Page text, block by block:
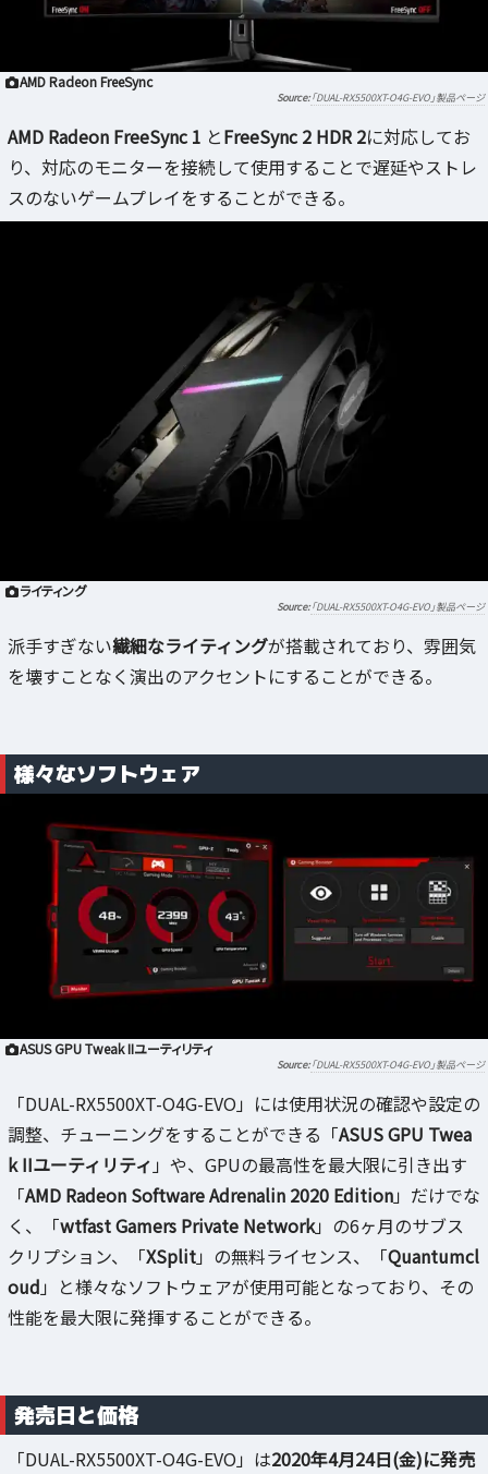
AMD Radeon FreeSync
「DUAL-RX5500XT-O4G-EVO」製品ページ
AMD Radeon FreeSync 1 とFreeSync 2 HDR 2に対応してお
り、対応のモニターを接続して使用することで遅延やストレ
スのないゲームプレイをすることができる。
ライティング
「DUAL-RX5500XT-O4G-EVO」製品ページ
派手すぎない繊細なライティングが搭載されており、雰囲気
を壊すことなく演出のアクセントにすることができる。
様々なソフトウェア
ASUS GPU Tweak IIユーティリティ
「DUAL-RX5500XT-O4G-EVO」製品ページ
「DUAL-RX5500XT-O4G-EVO」には使用状況の確認や設定の
調整、チューニングをすることができる「ASUS GPU Twea
k IIユーティリティ 」や、GPUの最高性を最大限に引き出す
「AMD Radeon Software Adrenalin 2020 Edition」だけでな
く、「wtfast Gamers Private Network」の6ヶ月のサブス
クリプション、「XSplit」の無料ライセンス、「Quantumcl
oud 」と様々なソフトウェアが使用可能となっており、その
性能を最大限に発揮することができる。
発売日と価格
「DUAL-RX5500XT-O4G-EVO」は2020年4月24日(金)に発売